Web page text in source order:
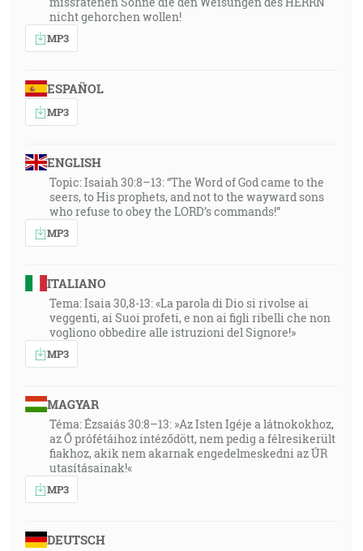
nicht gehorchen wollen!
MP3
ESPAÑOL
MP3
ENGLISH
Topic: Isaiah 30:8–13: “The Word of God came to the
seers, to His prophets, and not to the wayward sons
who refuse to obey the LORD’s commands!”
MP3
ITALIANO
Tema: Isaia 30,8-13: «La parola di Dio si rivolse ai
veggenti, ai Suoi profeti, e non ai figli ribelli che non
vogliono obbedire alle istruzioni del Signore!»
MP3
MAGYAR
Téma: Ézsaiás 30:8–13: »Az Isten Igéje a látnokokhoz,
az Ő prófétáihoz intéződött, nem pedig a félresikerült
fiakhoz, akik nem akarnak engedelmeskedni az ÚR
utasításainak!«
MP3
DEUTSCH